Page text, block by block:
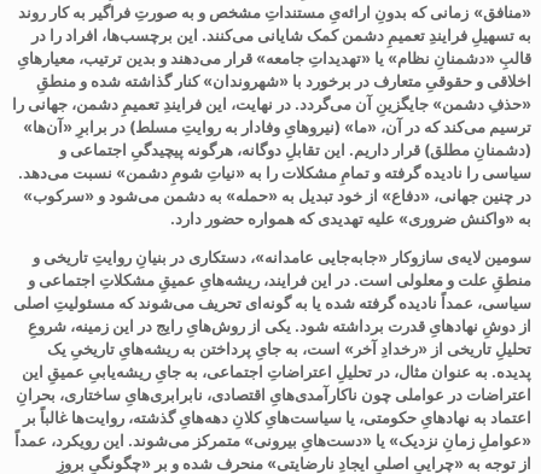
«منافق» زمانی که بدونِ ارائه‌یِ مستنداتِ مشخص و به صورتِ فراگیر به کار روند
به تسهیلِ فرایندِ تعمیمِ دشمن کمک شایانی می‌کنند. این برچسب‌ها، افراد را در
قالبِ «دشمنانِ نظام» یا «تهدیداتِ جامعه» قرار می‌دهند و بدین ترتیب، معیارهایِ
اخلاقی و حقوقیِ متعارف در برخورد با «شهروندان» کنار گذاشته شده و منطقِ
«حذفِ دشمن» جایگزینِ آن می‌گردد. در نهایت، این فرایندِ تعمیمِ دشمن، جهانی را
ترسیم می‌کند که در آن، «ما» (نیروهایِ وفادار به روایتِ مسلط) در برابرِ «آن‌ها»
(دشمنانِ مطلق) قرار داریم. این تقابلِ دوگانه، هرگونه پیچیدگیِ اجتماعی و
سیاسی را نادیده گرفته و تمامِ مشکلات را به «نیاتِ شومِ دشمن» نسبت می‌دهد.
در چنین جهانی، «دفاع» از خود تبدیل به «حمله» به دشمن می‌شود و «سرکوب»
به «واکنش ضروری» علیه تهدیدی که همواره حضور دارد.
سومین لایه‌ی سازوکار «جابه‌جایی عامدانه»، دستکاری در بنیانِ روایتِ تاریخی و
منطقِ علت و معلولی است. در این فرایند، ریشه‌هایِ عمیقِ مشکلاتِ اجتماعی و
سیاسی، عمداً نادیده گرفته شده یا به گونه‌ای تحریف می‌شوند که مسئولیتِ اصلی
از دوشِ نهادهایِ قدرت برداشته شود. یکی از روش‌هایِ رایج در این زمینه، شروعِ
تحلیلِ تاریخی از «رخدادِ آخر» است، به جایِ پرداختن به ریشه‌هایِ تاریخیِ یک
پدیده. به عنوان مثال، در تحلیلِ اعتراضاتِ اجتماعی، به جایِ ریشه‌یابیِ عمیقِ این
اعتراضات در عواملی چون ناکارآمدی‌هایِ اقتصادی، نابرابری‌هایِ ساختاری، بحرانِ
اعتماد به نهادهایِ حکومتی، یا سیاست‌هایِ کلانِ دهه‌هایِ گذشته، روایت‌ها غالباً بر
«عواملِ زمانِ نزدیک» یا «دست‌هایِ بیرونی» متمرکز می‌شوند. این رویکرد، عمداً
از توجه به «چراییِ اصلیِ ایجادِ نارضایتی» منحرف شده و بر «چگونگیِ بروزِ